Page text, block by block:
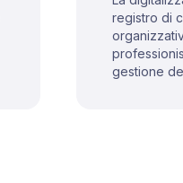
registro di
gestione